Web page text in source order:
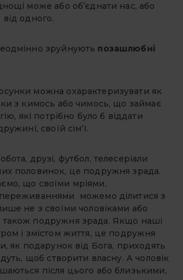
може або об’єднати нас, або
одного.
зруйнують позашлюбні
можна охарактеризувати як
з кимось або чимось, що займає
які потрібно було б віддати
своїй сім’ї.
друзі, футбол, телесеріали
половинок, це подружня зрада.
що своїми мріями,
можемо ділитися з
не з своїми чоловіками або
подружня зрада. Якщо наші
і змістом життя, це подружня
як подарунок від Бога, приходять
щоб створити власну. А чоловік
після цього або близькими,